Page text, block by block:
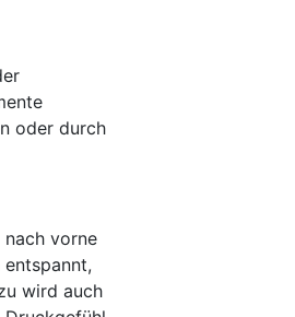
oder durch
vorne
wird auch